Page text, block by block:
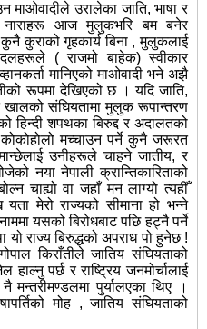
माओवादीले उरालेका जाति, भाषा र
नाराहरू आज मुलुकभरि बम बनेर
कुराको गृहकार्य बिना , मुलुकलाई
( राजमो बाहेक) स्वीकार
मानिएको माओवादी भने अझै
रूपमा देखिएको छ । यदि जाति,
खालको संघियतामा मुलुक रूपान्तरण
हिन्दी शपथका बिरुद्द र अदालतको
कोकोहोलो मच्चाउन पर्ने कुनै जरूरत
उनीहरूले चाहने जातीय, र
नया नेपाली क्रान्तिकारिताको
चाह्यो वा जहाँ मन लाग्यो त्यहीँ
मेरो राज्यको सीमाना हो भन्ने
यसको बिरोधबाट पछि हट्नै पर्ने
राज्य बिरुद्धको अपराध पो हुनेछ !
किराँतीले जातिय संघियताको
हाल्नु पर्छ र राष्ट्रिय जनमोर्चालाई
मन्तरीमण्डलमा पुर्यालएका थिए ।
मोह , जातिय संघियताको